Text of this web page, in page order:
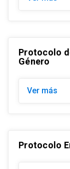
Protocolo
Género
Ver más
Protocolo